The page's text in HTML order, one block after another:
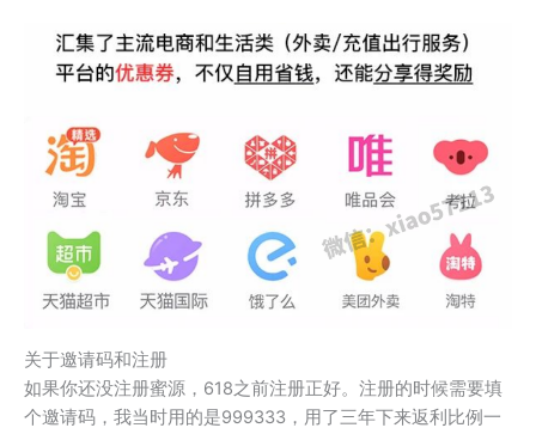
关于邀请码和注册
如果你还没注册蜜源，618之前注册正好。注册的时候需要填
个邀请码，我当时用的是999333，用了三年下来返利比例一